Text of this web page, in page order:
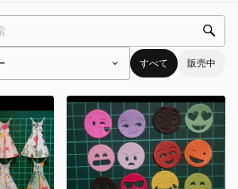
すべて 販売中